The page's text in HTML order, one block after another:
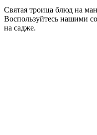
Святая троица блюд на
Воспользуйтесь нашими
на садже.